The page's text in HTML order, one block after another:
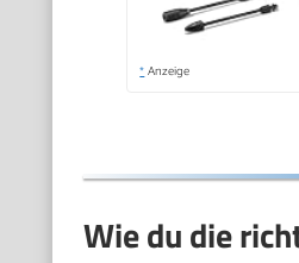
* Anzeige
Wie du die